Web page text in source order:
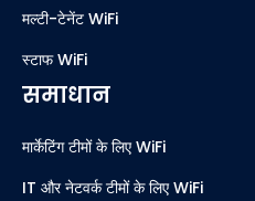
मल्टी-टेनेंट WiFi
स्टाफ WiFi
समाधान
मार्केटिंग टीमों के लिए WiFi
IT और नेटवर्क टीमों के लिए WiFi